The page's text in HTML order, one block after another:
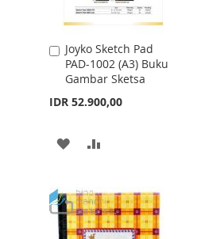
Joyko Sketch Pad
PAD-1002 (A3) Buku
Gambar Sketsa
IDR 52.900,00
Add
to
Cart
ADD
WISH
LIST
COMPARE